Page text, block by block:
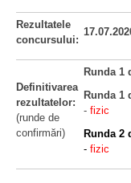
Rezultatele
concursului:
Definitivarea
rezultatelor:
(runde de
confirmări)
Runda 1
Runda 1
- fizic
Runda 2
- fizic